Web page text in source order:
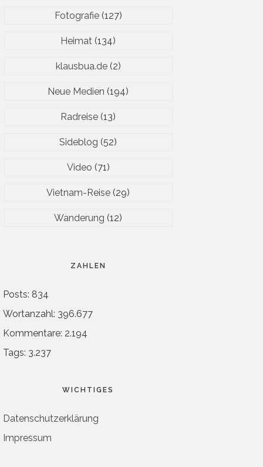
Fotografie(127)
Heimat (134)
klausbua.de(2)
Neue Medien (194)
Radreise (13)
Sideblog (52)
Video (71)
Vietnam-Reise (29)
Wanderung (12)
ZAHLEN
Posts: 834
Wortanzahl: 396.677
Kommentare: 2.194
Tags: 3.237
WICHTIGES
Datenschutzerklärung
Impressum